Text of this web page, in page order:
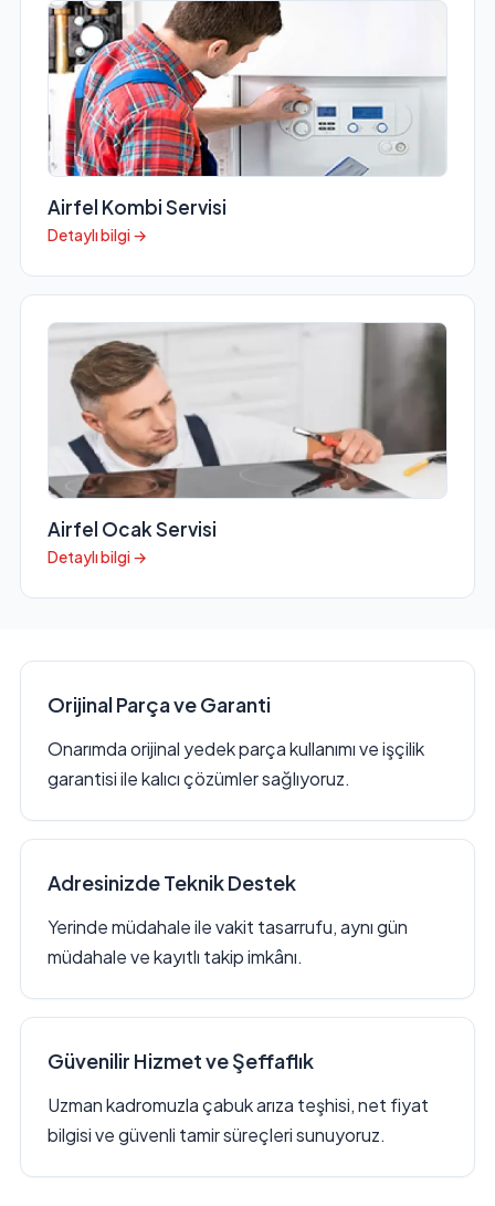
Airfel Kombi Servisi
Detaylı bilgi →
Airfel Ocak Servisi
Detaylı bilgi →
Orijinal Parça ve Garanti
Onarımda orijinal yedek parça kullanımı ve işçilik
garantisi ile kalıcı çözümler sağlıyoruz.
Adresinizde Teknik Destek
Yerinde müdahale ile vakit tasarrufu, aynı gün
müdahale ve kayıtlı takip imkânı.
Güvenilir Hizmet ve Şeffaflık
Uzman kadromuzla çabuk arıza teşhisi, net fiyat
bilgisi ve güvenli tamir süreçleri sunuyoruz.